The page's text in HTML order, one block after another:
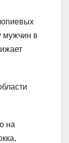
мужчин в
на